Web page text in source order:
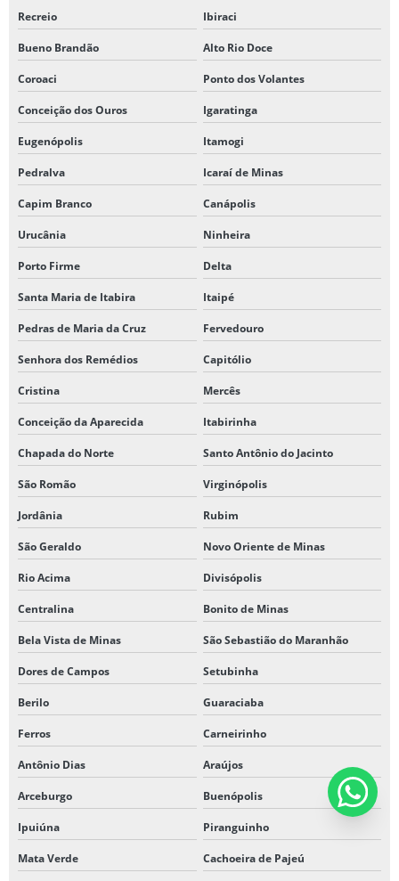
Recreio Ibiraci
Bueno Brandão Alto Rio Doce
Coroaci Ponto dos Volantes
Conceição dos Ouros Igaratinga
Eugenópolis Itamogi
Pedralva Icaraí de Minas
Capim Branco Canápolis
Urucânia Ninheira
Porto Firme Delta
Santa Maria de Itabira Itaipé
Pedras de Maria da Cruz Fervedouro
Senhora dos Remédios Capitólio
Cristina Mercês
Conceição da Aparecida Itabirinha
Chapada do Norte Santo Antônio do Jacinto
São Romão Virginópolis
Jordânia Rubim
São Geraldo Novo Oriente de Minas
Rio Acima Divisópolis
Centralina Bonito de Minas
Bela Vista de Minas São Sebastião do Maranhão
Dores de Campos Setubinha
Berilo Guaraciaba
Ferros Carneirinho
Antônio Dias Araújos
Arceburgo Buenópolis
Ipuiúna Piranguinho
Mata Verde Cachoeira de Pajeú